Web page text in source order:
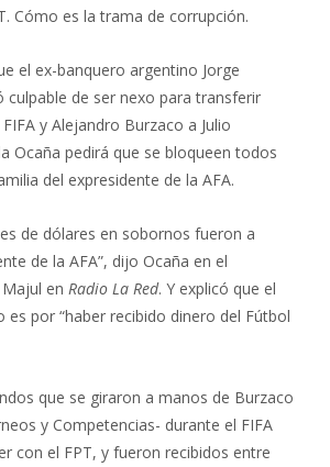
Cómo es la trama de corrupción.
el ex-banquero argentino Jorge
culpable de ser nexo para transferir
y Alejandro Burzaco a Julio
Ocaña pedirá que se bloqueen todos
del expresidente de la AFA.
de dólares en sobornos fueron a
de la AFA”, dijo Ocaña en el
en Radio La Red. Y explicó que el
es por “haber recibido dinero del Fútbol
que se giraron a manos de Burzaco
y Competencias- durante el FIFA
con el FPT, y fueron recibidos entre